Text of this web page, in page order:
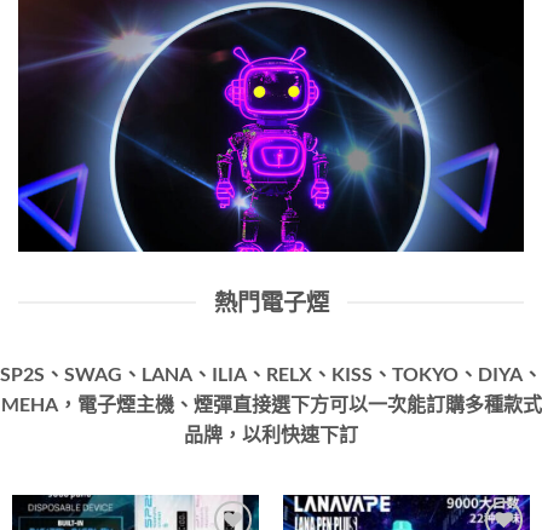
熱門電子煙
SP2S、SWAG、LANA、ILIA、RELX、KISS、TOKYO、DIYA、
MEHA，電子煙主機、煙彈直接選下方可以一次能訂購多種款式
品牌，以利快速下訂